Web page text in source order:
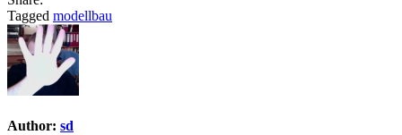
Tagged modellbau
Author: sd